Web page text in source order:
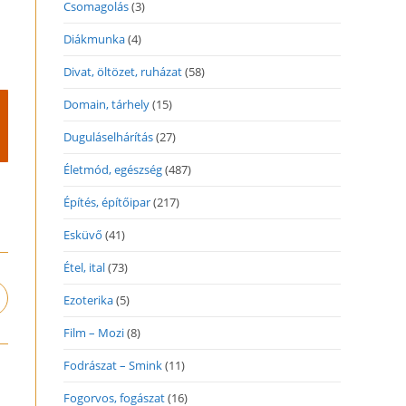
Csomagolás(3)
Diákmunka(4)
Divat, öltözet, ruházat(58)
Domain, tárhely(15)
Duguláselhárítás(27)
Életmód, egészség(487)
Építés, építőipar(217)
Esküvő (41)
Étel, ital(73)
Ezoterika(5)
Film – Mozi(8)
Fodrászat – Smink(11)
Fogorvos, fogászat(16)